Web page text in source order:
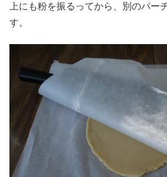
上にも粉を振るってから、別のパー
す。